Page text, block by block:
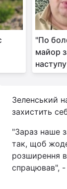
"По
майор
Зеленський
захистить
"Зараз наше
так, щоб
розширення
спрацював", -